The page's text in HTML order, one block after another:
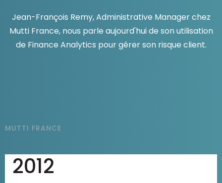
Ressources
Jean-François Remy, Administrative Manager chez
Mutti France, nous parle aujourd'hui de son utilisation
de Finance Analytics pour gérer son risque client.
MUTTI FRANCE
2012